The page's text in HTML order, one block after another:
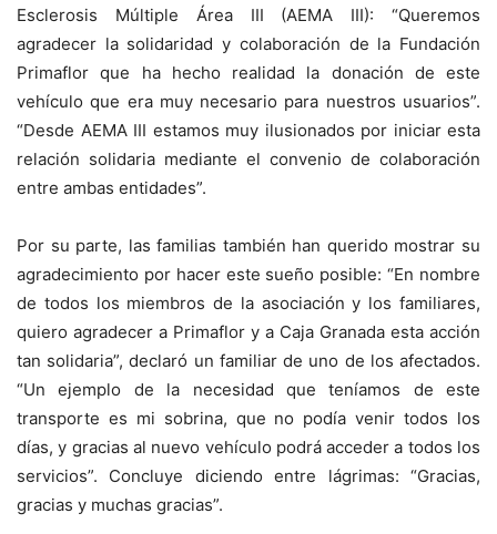
Esclerosis Múltiple Área III (AEMA III): “Queremos
agradecer la solidaridad y colaboración de la Fundación
Primaflor que ha hecho realidad la donación de este
vehículo que era muy necesario para nuestros usuarios”.
“Desde AEMA III estamos muy ilusionados por iniciar esta
relación solidaria mediante el convenio de colaboración
entre ambas entidades”.
Por su parte, las familias también han querido mostrar su
agradecimiento por hacer este sueño posible: “En nombre
de todos los miembros de la asociación y los familiares,
quiero agradecer a Primaflor y a Caja Granada esta acción
tan solidaria”, declaró un familiar de uno de los afectados.
“Un ejemplo de la necesidad que teníamos de este
transporte es mi sobrina, que no podía venir todos los
días, y gracias al nuevo vehículo podrá acceder a todos los
servicios”. Concluye diciendo entre lágrimas: “Gracias,
gracias y muchas gracias”.